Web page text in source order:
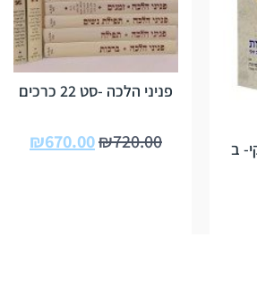
ב
פניני הלכה -סט 22 כרכים
₪720.00
₪670.00